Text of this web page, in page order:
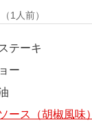
（1人前）
テーキ
ー
ース（胡椒風味）